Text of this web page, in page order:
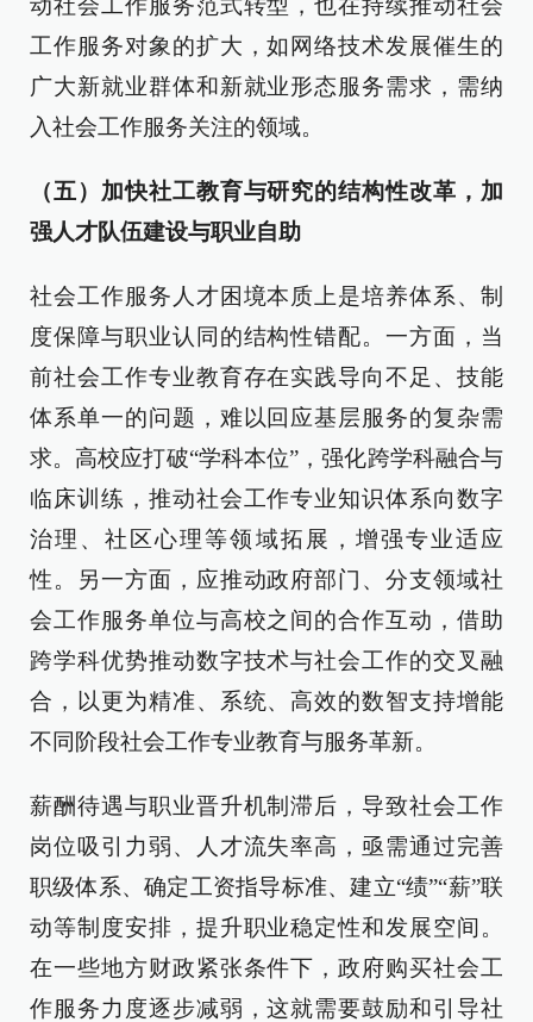
动社会工作服务范式转型，也在持续推动社会
工作服务对象的扩大，如网络技术发展催生的
广大新就业群体和新就业形态服务需求，需纳
入社会工作服务关注的领域。
（五）加快社工教育与研究的结构性改革，加
强人才队伍建设与职业自助
社会工作服务人才困境本质上是培养体系、制
度保障与职业认同的结构性错配。一方面，当
前社会工作专业教育存在实践导向不足、技能
体系单一的问题，难以回应基层服务的复杂需
求。高校应打破“学科本位”，强化跨学科融合与
临床训练，推动社会工作专业知识体系向数字
治理、社区心理等领域拓展，增强专业适应
性。另一方面，应推动政府部门、分支领域社
会工作服务单位与高校之间的合作互动，借助
跨学科优势推动数字技术与社会工作的交叉融
合，以更为精准、系统、高效的数智支持增能
不同阶段社会工作专业教育与服务革新。
薪酬待遇与职业晋升机制滞后，导致社会工作
岗位吸引力弱、人才流失率高，亟需通过完善
职级体系、确定工资指导标准、建立“绩”“薪”联
动等制度安排，提升职业稳定性和发展空间。
在一些地方财政紧张条件下，政府购买社会工
作服务力度逐步减弱，这就需要鼓励和引导社